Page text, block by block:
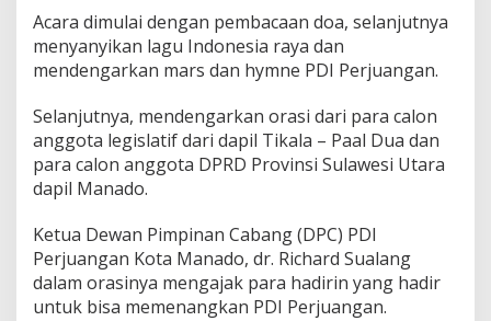
i
L
a
n
g
a
a
l
v
i
n
Acara dimulai dengan pembacaan doa, selanjutnya
menyanyikan lagu Indonesia raya dan
mendengarkan mars dan hymne PDI Perjuangan.
Selanjutnya, mendengarkan orasi dari para calon
anggota legislatif dari dapil Tikala – Paal Dua dan
para calon anggota DPRD Provinsi Sulawesi Utara
dapil Manado.
Ketua Dewan Pimpinan Cabang (DPC) PDI
Perjuangan Kota Manado, dr. Richard Sualang
dalam orasinya mengajak para hadirin yang hadir
untuk bisa memenangkan PDI Perjuangan.